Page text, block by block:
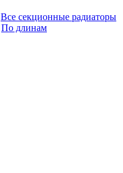
Все секционные радиаторы
По длинам